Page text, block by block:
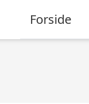
Forside